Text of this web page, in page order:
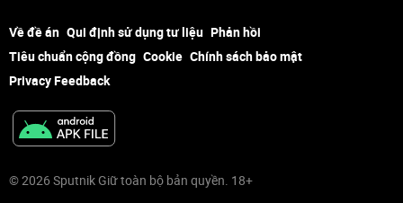
Về đề án Qui định sử dụng tư liệu Phản hồi
Tiêu chuẩn cộng đồng Cookie Chính sách bảo mật
Privacy Feedback
© 2026 Sputnik Giữ toàn bộ bản quyền. 18+